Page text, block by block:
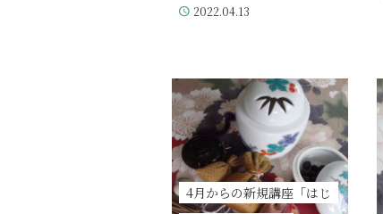
2022.04.13
4月からの新規講座「はじ